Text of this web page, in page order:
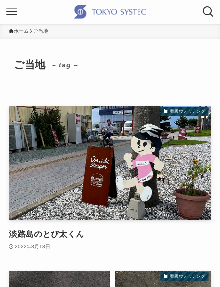
ホーム ご当地
ご当地 – tag –
看板ウォッチング
淡路島のとび太くん
2022年8月18日
看板ウォッチング